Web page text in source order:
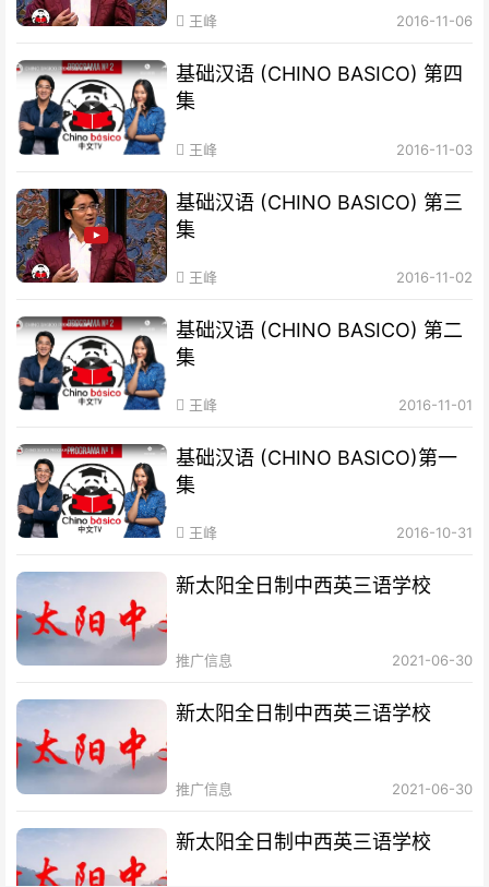
王峰 2016-11-06
基础汉语 (CHINO BASICO) 第四
集
王峰 2016-11-03
基础汉语 (CHINO BASICO) 第三
集
王峰 2016-11-02
基础汉语 (CHINO BASICO) 第二
集
王峰 2016-11-01
基础汉语 (CHINO BASICO)第一
集
王峰 2016-10-31
新太阳全日制中西英三语学校
推广信息 2021-06-30
新太阳全日制中西英三语学校
推广信息 2021-06-30
新太阳全日制中西英三语学校